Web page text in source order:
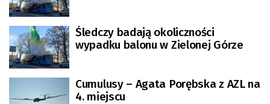
Śledczy badają okoliczności
wypadku balonu w Zielonej Górze
Cumulusy – Agata Porębska z AZL na
4. miejscu